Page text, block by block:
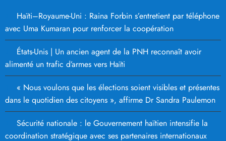
Haïti–Royaume-Uni : Raina Forbin s’entretient par téléphone
avec Uma Kumaran pour renforcer la coopération
États-Unis | Un ancien agent de la PNH reconnaît avoir
alimenté un trafic d’armes vers Haïti
« Nous voulons que les élections soient visibles et présentes
dans le quotidien des citoyens », affirme Dr Sandra Paulemon
Sécurité nationale : le Gouvernement haïtien intensifie la
coordination stratégique avec ses partenaires internationaux